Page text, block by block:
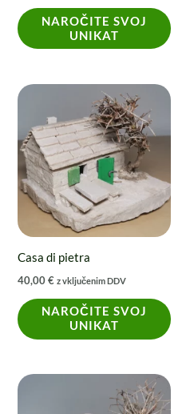
NAROČITE SVOJ
UNIKAT
Casa di pietra
40,00€ z vključenim DDV
NAROČITE SVOJ
UNIKAT